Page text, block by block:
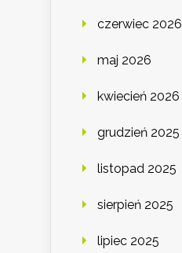
czerwiec 2026
maj 2026
kwiecień 2026
grudzień 2025
listopad 2025
sierpień 2025
lipiec 2025